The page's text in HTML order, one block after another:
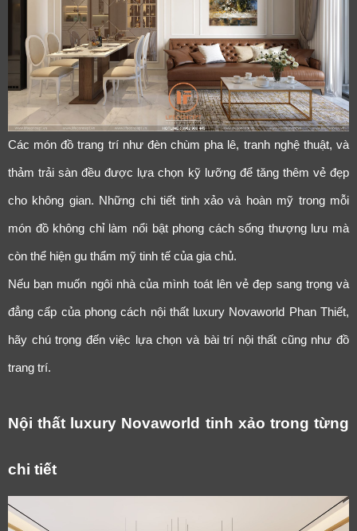
Các món đồ trang trí như đèn chùm pha lê, tranh nghệ thuật, và
thảm trải sàn đều được lựa chọn kỹ lưỡng để tăng thêm vẻ đẹp
cho không gian. Những chi tiết tinh xảo và hoàn mỹ trong mỗi
món đồ không chỉ làm nổi bật phong cách sống thượng lưu mà
còn thể hiện gu thẩm mỹ tinh tế của gia chủ.
Nếu bạn muốn ngôi nhà của mình toát lên vẻ đẹp sang trọng và
đẳng cấp của phong cách nội thất luxury Novaworld Phan Thiết,
hãy chú trọng đến việc lựa chọn và bài trí nội thất cũng như đồ
trang trí.
Nội thất luxury Novaworld tinh xảo trong từng
chi tiết
LIFECONCEPT